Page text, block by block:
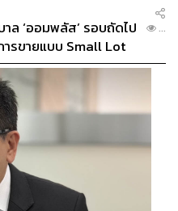
ล ‘ออมพลัส’ รอบถัดไป
รขายแบบ Small Lot
...